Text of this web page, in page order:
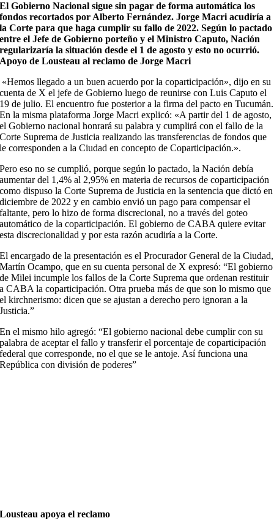
El Gobierno Nacional sigue sin pagar de forma automática los
fondos recortados por Alberto Fernández. Jorge Macri acudiría a
la Corte para que haga cumplir su fallo de 2022. Según lo pactado
entre el Jefe de Gobierno porteño y el Ministro Caputo, Nación
regularizaría la situación desde el 1 de agosto y esto no ocurrió.
Apoyo de Lousteau al reclamo de Jorge Macri
«Hemos llegado a un buen acuerdo por la coparticipación», dijo en su
cuenta de X el jefe de Gobierno luego de reunirse con Luis Caputo el
19 de julio. El encuentro fue posterior a la firma del pacto en Tucumán.
En la misma plataforma Jorge Macri explicó: «A partir del 1 de agosto,
el Gobierno nacional honrará su palabra y cumplirá con el fallo de la
Corte Suprema de Justicia realizando las transferencias de fondos que
le corresponden a la Ciudad en concepto de Coparticipación.».
Pero eso no se cumplió, porque según lo pactado, la Nación debía
aumentar del 1,4% al 2,95% en materia de recursos de coparticipación
como dispuso la Corte Suprema de Justicia en la sentencia que dictó en
diciembre de 2022 y en cambio envió un pago para compensar el
faltante, pero lo hizo de forma discrecional, no a través del goteo
automático de la coparticipación. El gobierno de CABA quiere evitar
esta discrecionalidad y por esta razón acudiría a la Corte.
El encargado de la presentación es el Procurador General de la Ciudad,
Martín Ocampo, que en su cuenta personal de X expresó: “El gobierno
de Milei incumple los fallos de la Corte Suprema que ordenan restituir
a CABA la coparticipación. Otra prueba más de que son lo mismo que
el kirchnerismo: dicen que se ajustan a derecho pero ignoran a la
Justicia.”
En el mismo hilo agregó: “El gobierno nacional debe cumplir con su
palabra de aceptar el fallo y transferir el porcentaje de coparticipación
federal que corresponde, no el que se le antoje. Así funciona una
República con división de poderes”
Lousteau apoya el reclamo